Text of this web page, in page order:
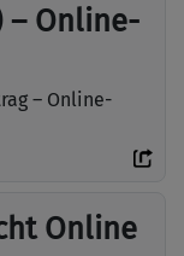
– Online-
– Online-
Online